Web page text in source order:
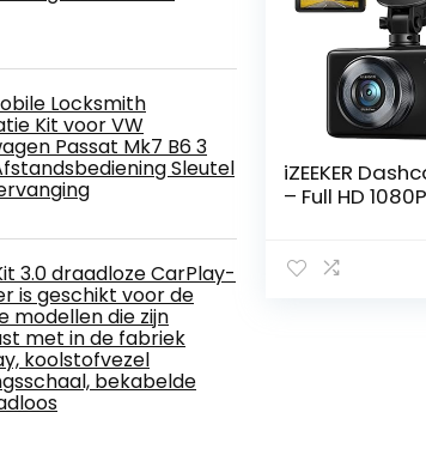
Locksmith
Kit voor VW
Passat Mk7 B6 3
Sleutel
3.0 draadloze CarPlay-
is geschikt voor de
modellen die zijn
met in de fabriek
koolstofvezel
bekabelde
iZEEKER
– Full HD 1080P